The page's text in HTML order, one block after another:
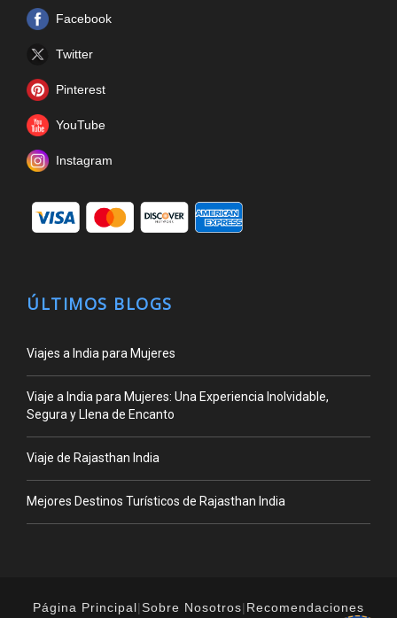
Facebook
Twitter
Pinterest
YouTube
Instagram
ÚLTIMOS BLOGS
Viajes a India para Mujeres
Viaje a India para Mujeres: Una Experiencia Inolvidable,
Segura y Llena de Encanto
Viaje de Rajasthan India
Mejores Destinos Turísticos de Rajasthan India
Página Principal|Sobre Nosotros| Recomendaciones